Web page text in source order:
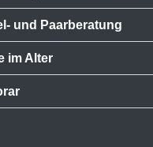
und Paarberatung
im Alter